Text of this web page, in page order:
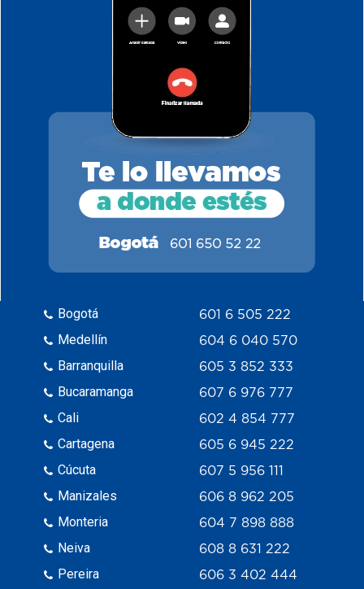
Bogotá
Medellín
Barranquilla
Bucaramanga
Cali
Cartagena
Cúcuta
Manizales
Monteria
Neiva
Pereira
601 6 505 222
604 6 040 570
605 3 852 333
607 6 976 777
602 4 854 777
605 6 945 222
607 5 956 111
606 8 962 205
604 7 898 888
608 8 631 222
606 3 402 444